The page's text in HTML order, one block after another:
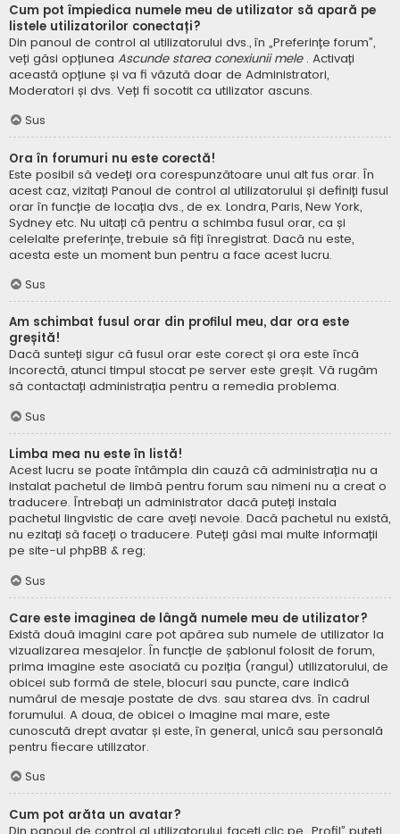
Cum pot împiedica numele meu de utilizator să apară pe
listele utilizatorilor conectați?
Din panoul de control al utilizatorului dvs., în „Preferințe forum”,
veți găsi opțiunea Ascunde starea conexiunii mele . Activați
această opțiune și va fi văzută doar de Administratori,
Moderatori și dvs. Veți fi socotit ca utilizator ascuns.
Sus
Ora în forumuri nu este corectă!
Este posibil să vedeți ora corespunzătoare unui alt fus orar. În
acest caz, vizitați Panoul de control al utilizatorului și definiți fusul
orar în funcție de locația dvs., de ex. Londra, Paris, New York,
Sydney etc. Nu uitați că pentru a schimba fusul orar, ca și
celelalte preferințe, trebuie să fiți înregistrat. Dacă nu este,
acesta este un moment bun pentru a face acest lucru.
Sus
Am schimbat fusul orar din profilul meu, dar ora este
greșită!
Dacă sunteți sigur că fusul orar este corect și ora este încă
incorectă, atunci timpul stocat pe server este greșit. Vă rugăm
să contactați administrația pentru a remedia problema.
Sus
Limba mea nu este în listă!
Acest lucru se poate întâmpla din cauză că administrația nu a
instalat pachetul de limbă pentru forum sau nimeni nu a creat o
traducere. Întrebați un administrator dacă puteți instala
pachetul lingvistic de care aveți nevoie. Dacă pachetul nu există,
nu ezitați să faceți o traducere. Puteți găsi mai multe informații
pe site-ul phpBB & reg;
Sus
Care este imaginea de lângă numele meu de utilizator?
Există două imagini care pot apărea sub numele de utilizator la
vizualizarea mesajelor. În funcție de șablonul folosit de forum,
prima imagine este asociată cu poziția (rangul) utilizatorului, de
obicei sub formă de stele, blocuri sau puncte, care indică
numărul de mesaje postate de dvs. sau starea dvs. în cadrul
forumului. A doua, de obicei o imagine mai mare, este
cunoscută drept avatar și este, în general, unică sau personală
pentru fiecare utilizator.
Sus
Cum pot arăta un avatar?
Din panoul de control al utilizatorului, faceți clic pe „Profil” puteți